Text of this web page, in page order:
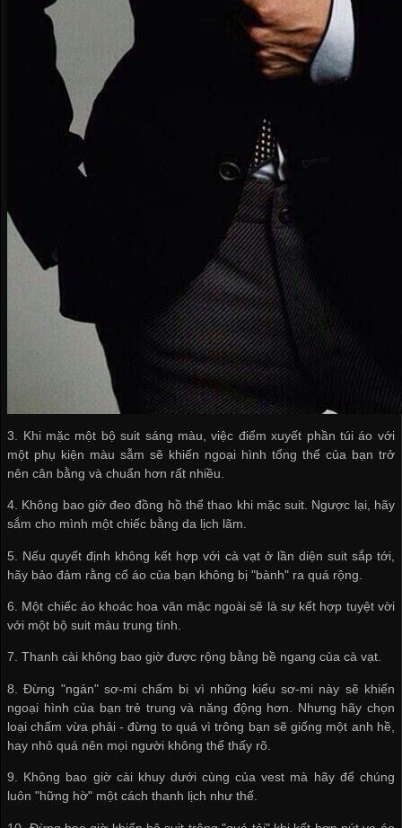
3. Khi mặc một bộ suit sáng màu, việc điểm xuyết phần túi áo với
một phụ kiện màu sẫm sẽ khiến ngoại hình tổng thể của bạn trở
nên cân bằng và chuẩn hơn rất nhiều.
4. Không bao giờ đeo đồng hồ thể thao khi mặc suit. Ngược lại, hãy
sắm cho mình một chiếc bằng da lịch lãm.
5. Nếu quyết định không kết hợp với cà vạt ở lần diện suit sắp tới,
hãy bảo đảm rằng cổ áo của bạn không bị "bành" ra quá rộng.
6. Một chiếc áo khoác hoa văn mặc ngoài sẽ là sự kết hợp tuyệt vời
với một bộ suit màu trung tính.
7. Thanh cài không bao giờ được rộng bằng bề ngang của cà vạt.
8. Đừng "ngán" sơ-mi chấm bi vì những kiểu sơ-mi này sẽ khiến
ngoại hình của bạn trẻ trung và năng động hơn. Nhưng hãy chọn
loại chấm vừa phải - đừng to quá vì trông bạn sẽ giống một anh hề,
hay nhỏ quá nên mọi người không thể thấy rõ.
9. Không bao giờ cài khuy dưới cùng của vest mà hãy để chúng
luôn "hững hờ" một cách thanh lịch như thế.